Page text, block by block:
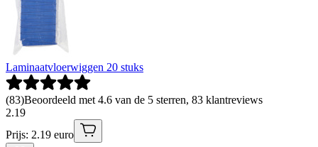
Laminaatvloerwiggen 20 stuks
(83)Beoordeeld met 4.6 van de 5 sterren, 83 klantreviews
2.19
Prijs: 2.19 euro